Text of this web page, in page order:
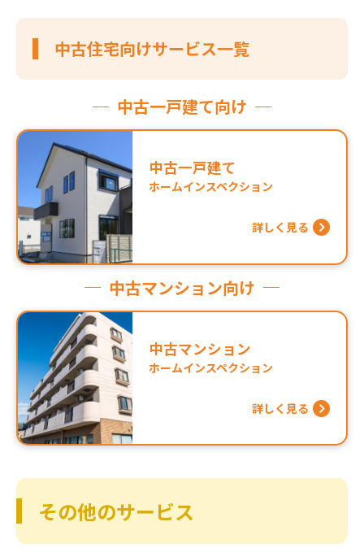
中古住宅向けサービス一覧
中古一戸建て向け
中古一戸建て
ホームインスペクション
詳しく見る
中古マンション向け
中古マンション
ホームインスペクション
詳しく見る
その他のサービス